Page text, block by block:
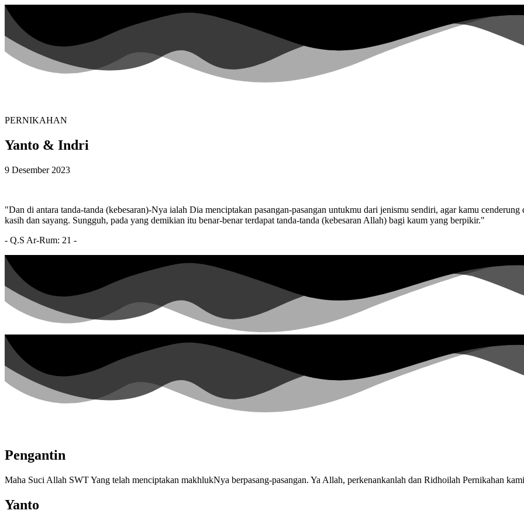
PERNIKAHAN
Yanto & Indri
9 Desember 2023
"Dan di antara tanda-tanda (kebesaran)-Nya ialah Dia menciptakan pasangan-pasangan untukmu dari jenismu sendiri, agar kamu
kasih dan sayang. Sungguh, pada yang demikian itu benar-benar terdapat tanda-tanda (kebesaran Allah) bagi kaum yang berpikir."
- Q.S Ar-Rum: 21 -
Pengantin
Maha Suci Allah SWT Yang telah menciptakan makhlukNya berpasang-pasangan. Ya Allah, perkenankanlah dan Ridhoilah Pernikahan
Yanto